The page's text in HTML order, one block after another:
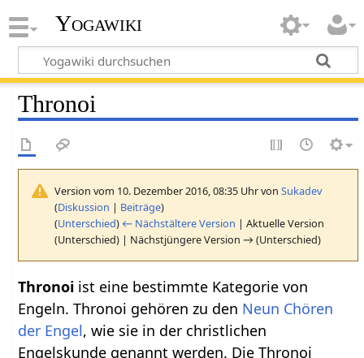
Yogawiki
Thronoi
Version vom 10. Dezember 2016, 08:35 Uhr vonSukadev
(Diskussion | Beiträge)
(Unterschied) ← Nächstältere Version | Aktuelle Version
(Unterschied) | Nächstjüngere Version → (Unterschied)
Thronoi ist eine bestimmte Kategorie von
Engeln. Thronoi gehören zu den Neun Chören
der Engel, wie sie in der christlichen
Engelskunde genannt werden. Die Thronoi